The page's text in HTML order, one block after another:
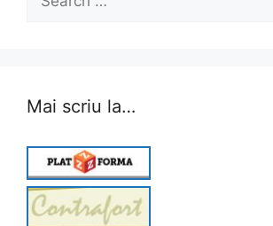
for:
Mai scriu la…